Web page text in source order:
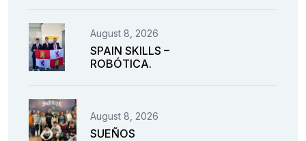
August 8, 2026
SPAIN SKILLS –
ROBÓTICA.
August 8, 2026
SUEÑOS